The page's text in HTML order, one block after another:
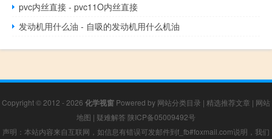
pvc内丝直接 - pvc11O内丝直接
发动机用什么油 - 自吸的发动机用什么机油
Copyright © 2012 - 2026 化学视窗 Powered by 网站分类目录 | 精选推荐文章 | 网站
地图 | 疑难解答 陕ICP备05009492号
声明：本站内容来自互联网，如信息有错误可发邮件到f_fb#foxmail.com说明，我们